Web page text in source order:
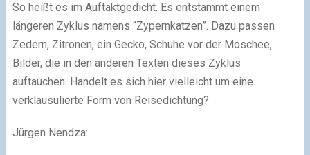
So heißt es im Auftaktgedicht. Es entstammt einem
längeren Zyklus namens “Zypernkatzen”. Dazu passen
Zedern, Zitronen, ein Gecko, Schuhe vor der Moschee,
Bilder, die in den anderen Texten dieses Zyklus
auftauchen. Handelt es sich hier vielleicht um eine
verklausulierte Form von Reisedichtung?
Jürgen Nendza: